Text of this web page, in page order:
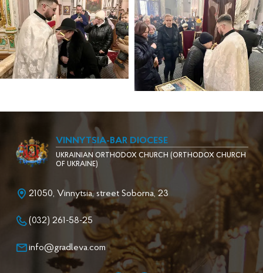
VINNYTSIA-BAR DIOCESE
UKRAINIAN ORTHODOX CHURCH (ORTHODOX CHURCH
OF UKRAINE)
21050, Vinnytsia, street Soborna, 23
(032) 261-58-25
info@gradleva.com